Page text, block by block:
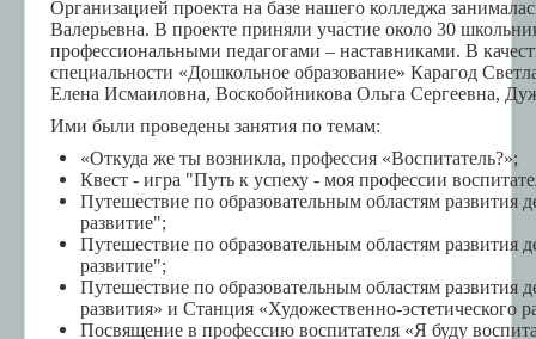
Организацией проекта на базе нашего колледжа
Валерьевна. В проекте приняли участие около 30
профессиональными педагогами – наставниками. В
специальности «Дошкольное образование» Карагод
Елена Исмаиловна, Воскобойникова Ольга Сергеевна,
Ими были проведены занятия по темам:
«Откуда же ты возникла, профессия «Воспитатель?»;
Квест - игра "Путь к успеху - моя профессии
Путешествие по образовательным областям развития
развитие";
Путешествие по образовательным областям развития
развитие";
Путешествие по образовательным областям развития
развития» и Станция «Художественно-эстетического
Посвящение в профессию воспитателя «Я буду